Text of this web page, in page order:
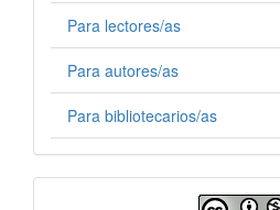
Para lectores/as
Para autores/as
Para bibliotecarios/as